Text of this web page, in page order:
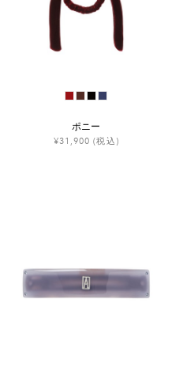
ポニー
¥31,900 (税込)